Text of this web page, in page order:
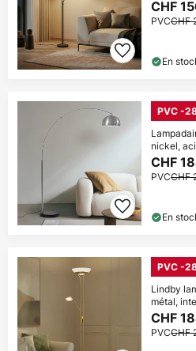
CHF
PVCCHF
En
PVC -
nickel,
CHF
PVCCHF
En
PVC -
Lindby
métal,
CHF
PVCCHF